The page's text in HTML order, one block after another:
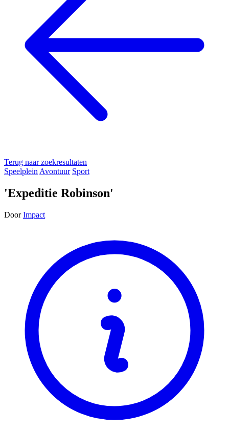
Terug naar zoekresultaten
Speelplein Avontuur Sport
'Expeditie Robinson'
Door Impact